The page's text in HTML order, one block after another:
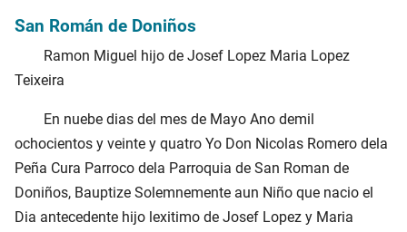
San Román de Doniños
Ramon Miguel hijo de Josef Lopez Maria Lopez
Teixeira
En nuebe dias del mes de Mayo Ano demil
ochocientos y veinte y quatro Yo Don Nicolas Romero dela
Peña Cura Parroco dela Parroquia de San Roman de
Doniños, Bauptize Solemnemente aun Niño que nacio el
Dia antecedente hijo lexitimo de Josef Lopez y Maria